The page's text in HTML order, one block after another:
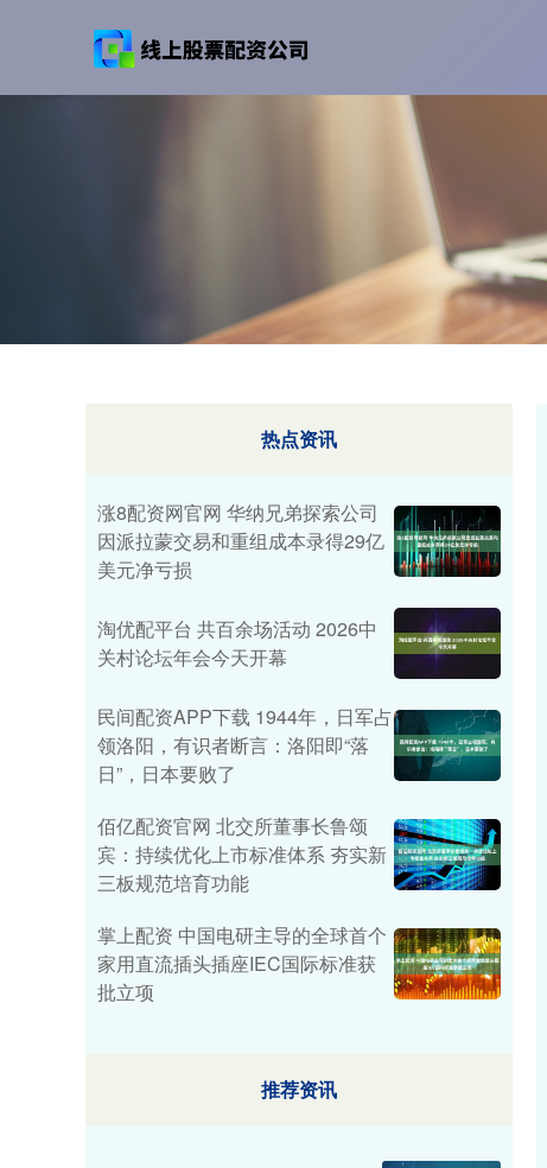
热点资讯
涨8配资网官网 华纳兄弟探索公司
因派拉蒙交易和重组成本录得29亿
美元净亏损
淘优配平台 共百余场活动 2026中
关村论坛年会今天开幕
民间配资APP下载 1944年，日军占
领洛阳，有识者断言：洛阳即“落
日”，日本要败了
佰亿配资官网 北交所董事长鲁颂
宾：持续优化上市标准体系 夯实新
三板规范培育功能
掌上配资 中国电研主导的全球首个
家用直流插头插座IEC国际标准获
批立项
推荐资讯